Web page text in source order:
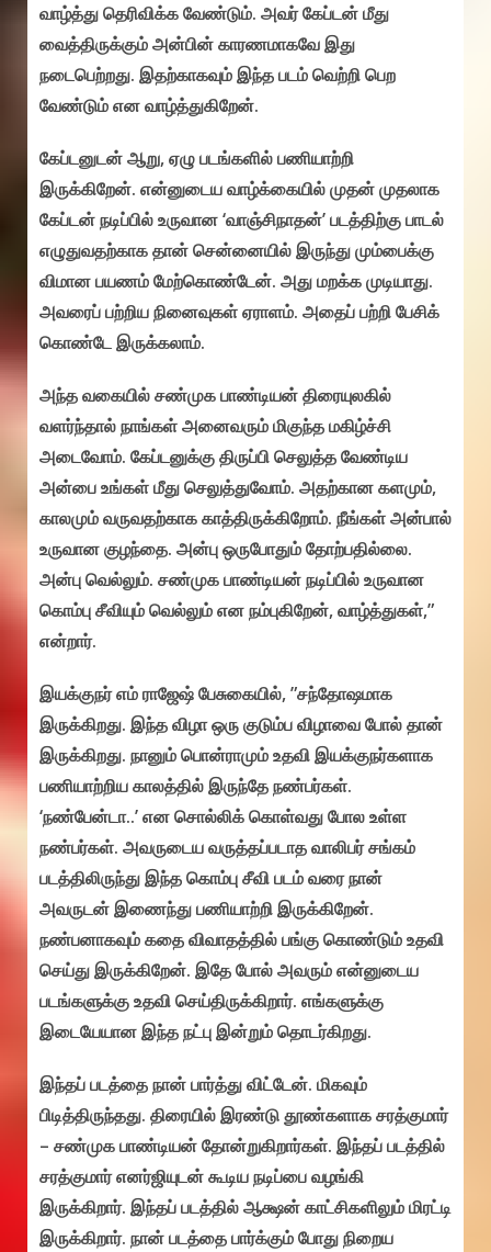
வாழ்த்து தெரிவிக்க வேண்டும். அவர் கேப்டன் மீது
வைத்திருக்கும் அன்பின் காரணமாகவே இது
நடைபெற்றது. இதற்காகவும் இந்த படம் வெற்றி பெற
வேண்டும் என வாழ்த்துகிறேன்.
கேப்டனுடன் ஆறு, ஏழு படங்களில் பணியாற்றி
இருக்கிறேன். என்னுடைய வாழ்க்கையில் முதன் முதலாக
கேப்டன் நடிப்பில் உருவான ‘வாஞ்சிநாதன்’ படத்திற்கு பாடல்
எழுதுவதற்காக தான் சென்னையில் இருந்து மும்பைக்கு
விமான பயணம் மேற்கொண்டேன். அது மறக்க முடியாது.
அவரைப் பற்றிய நினைவுகள் ஏராளம்.‌ அதைப் பற்றி பேசிக்
கொண்டே இருக்கலாம்.
அந்த வகையில் சண்முக பாண்டியன் திரையுலகில்
வளர்ந்தால் நாங்கள் அனைவரும் மிகுந்த மகிழ்ச்சி
அடைவோம். கேப்டனுக்கு திருப்பி செலுத்த வேண்டிய
அன்பை உங்கள் மீது செலுத்துவோம். அதற்கான களமும்,
காலமும் வருவதற்காக காத்திருக்கிறோம். நீங்கள் அன்பால்
உருவான குழந்தை. அன்பு ஒருபோதும் தோற்பதில்லை.
அன்பு வெல்லும். சண்முக பாண்டியன் நடிப்பில் உருவான
கொம்பு சீவியும் வெல்லும் என நம்புகிறேன், வாழ்த்துகள்,”
என்றார்.
இயக்குநர் எம் ராஜேஷ் பேசுகையில், ”சந்தோஷமாக
இருக்கிறது. இந்த விழா ஒரு குடும்ப விழாவை போல் தான்
இருக்கிறது. நானும் பொன்ராமும் உதவி இயக்குநர்களாக
பணியாற்றிய காலத்தில் இருந்தே நண்பர்கள்.
‘நண்பேன்டா..’ என சொல்லிக் கொள்வது போல உள்ள
நண்பர்கள். அவருடைய வருத்தப்படாத வாலிபர் சங்கம்
படத்திலிருந்து இந்த கொம்பு சீவி படம் வரை நான்
அவருடன் இணைந்து பணியாற்றி இருக்கிறேன்.
நண்பனாகவும் கதை விவாதத்தில் பங்கு கொண்டும் உதவி
செய்து இருக்கிறேன். இதே போல் அவரும் என்னுடைய
படங்களுக்கு உதவி செய்திருக்கிறார். எங்களுக்கு
இடையேயான இந்த நட்பு இன்றும் தொடர்கிறது.
இந்தப் படத்தை நான் பார்த்து விட்டேன். மிகவும்
பிடித்திருந்தது. திரையில் இரண்டு தூண்களாக சரத்குமார்
– சண்முக பாண்டியன் தோன்றுகிறார்கள். இந்தப் படத்தில்
சரத்குமார் எனர்ஜியுடன் கூடிய நடிப்பை வழங்கி
இருக்கிறார். இந்தப் படத்தில் ஆக்ஷன் காட்சிகளிலும் மிரட்டி
இருக்கிறார். நான் படத்தை பார்க்கும் போது நிறைய